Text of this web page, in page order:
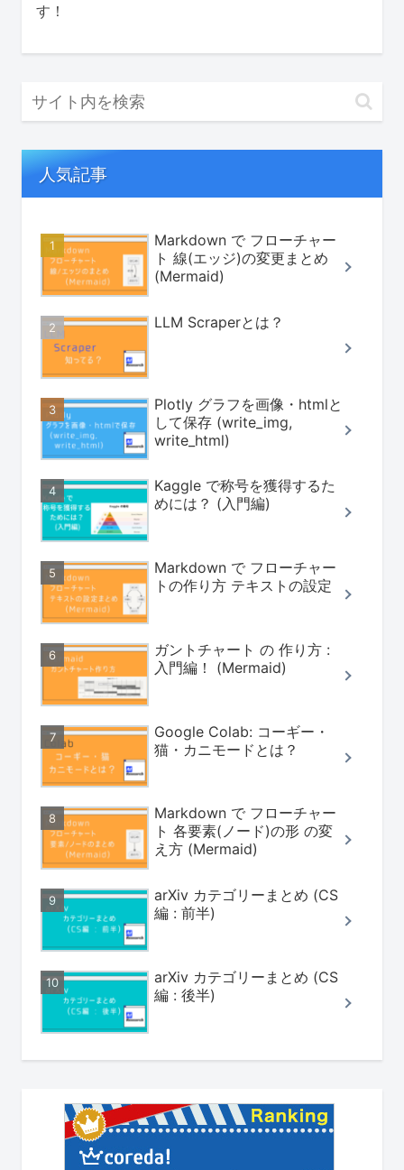
す！
人気記事
Markdown で フローチャー
ト 線(エッジ)の変更まとめ
(Mermaid)
LLM Scraperとは？
Plotly グラフを画像・htmlと
して保存 (write_img,
write_html)
Kaggle で称号を獲得するた
めには？ (入門編)
Markdown で フローチャー
トの作り方 テキストの設定
ガントチャート の 作り方 :
入門編！ (Mermaid)
Google Colab: コーギー・
猫・カニモードとは？
Markdown で フローチャー
ト 各要素(ノード)の形 の変
え方 (Mermaid)
arXiv カテゴリーまとめ (CS
編 : 前半)
arXiv カテゴリーまとめ (CS
編 : 後半)